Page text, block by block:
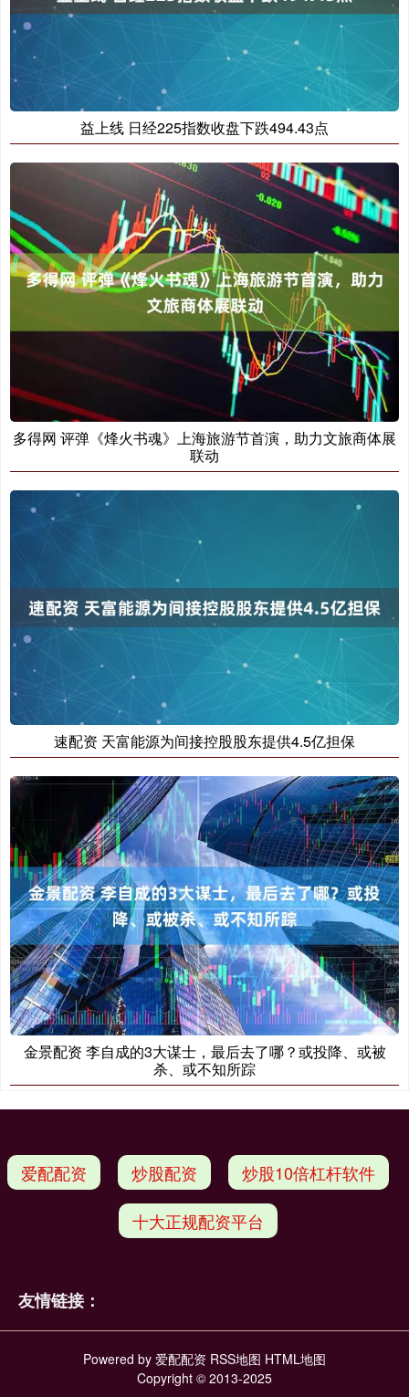
益上线 日经225指数收盘下跌494.43点
多得网 评弹《烽火书魂》上海旅游节首演，助力文旅商体展
联动
速配资 天富能源为间接控股股东提供4.5亿担保
金景配资 李自成的3大谋士，最后去了哪？或投降、或被
杀、或不知所踪
爱配配资 炒股配资 炒股10倍杠杆软件
十大正规配资平台
友情链接：
Powered by 爱配配资 RSS地图 HTML地图
Copyright © 2013-2025